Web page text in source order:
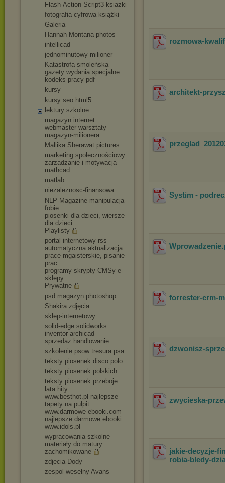
Flash-Action-Script3-ksiazki
fotografia cyfrowa książki
Galeria
Hannah Montana photos
intellicad
jednominutowy-mil ioner
Katastrofa smoleńska
gazety wydania specjalne
kodeks pracy pdf
kursy
kursy seo html5
lektury szkolne
magazyn internet
webmaster warsztaty
magazyn-milionera
Mallika Sherawat pictures
marketing społecznościowy
zarządzanie i motywacja
mathcad
matlab
niezaleznosc-finansowa
NLP-Magazine-manipulacja-
fobie
piosenki dla dzieci, wiersze
dla dzieci
Playlisty
portal internetowy rss
automatyczna aktualizacja
prace mgaisterskie, pisanie
prac
programy skrypty CMSy e-
sklepy
Prywatne
psd magazyn photoshop
Shakira zdjęcia
sklep-internetowy
solid-edge solidworks
inventor archicad
sprzedaz handlowanie
szkolenie psow tresura psa
teksty piosenek disco polo
teksty piosenek polskich
teksty piosenek przeboje
lata hity
www.besthot.pl najlepsze
tapety na pulpit
www.darmowe-ebooki.com
najlepsze darmowe ebooki
www.idols.pl
wypracowania szkolne
materiały do matury
zachomikowane
zdjecia-Dody
zespol weselny Avans
rozmowa-
architekt-
Systim -
Wprowadzenie
forrester-crm-
dzwonisz-
zwycieska-
jakie-decyzje-
robia-bledy-